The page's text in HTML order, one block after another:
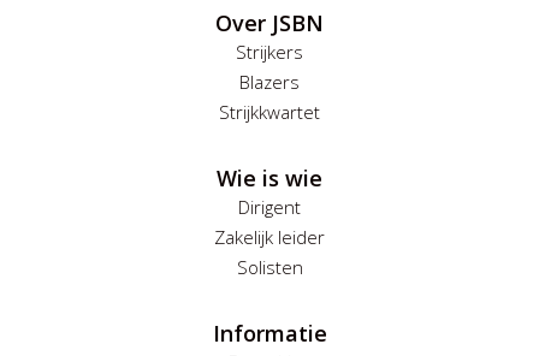
Over JSBN
Strijkers
Blazers
Strijkkwartet
Wie is wie
Dirigent
Zakelijk leider
Solisten
Informatie